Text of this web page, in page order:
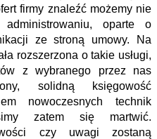
firmy znaleźć możemy nie
oparte o
ze stroną umowy. Na
rozszerzona o takie usługi,
z wybranego przez nas
solidną księgowość
nowoczesnych technik
zatem się martwić.
czy uwagi zostaną